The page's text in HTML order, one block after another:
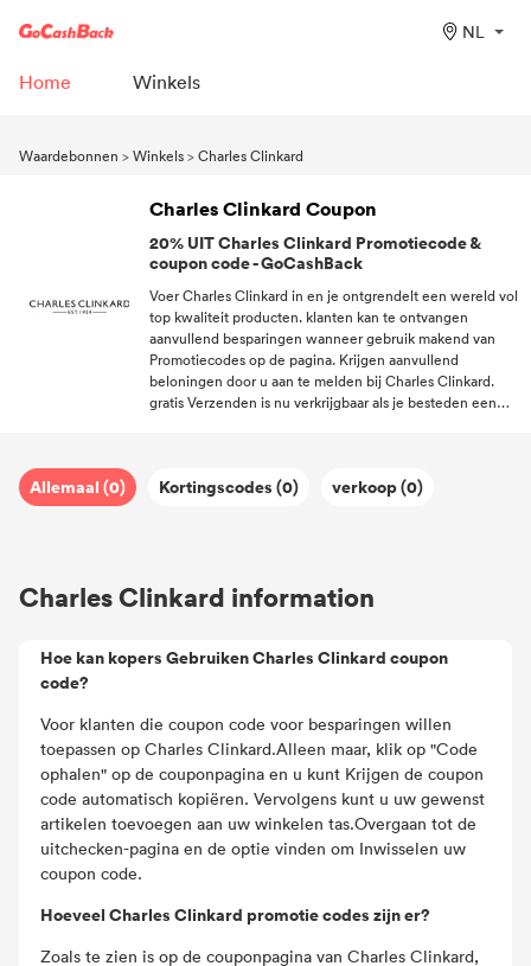
NL
Home Winkels
Waardebonnen >Winkels>Charles Clinkard
Charles Clinkard Coupon
20% UIT Charles Clinkard Promotiecode &
coupon code - GoCashBack
Voer Charles Clinkard in en je ontgrendelt een wereld vol
top kwaliteit producten. klanten kan te ontvangen
aanvullend besparingen wanneer gebruik makend van
Promotiecodes op de pagina. Krijgen aanvullend
beloningen door u aan te melden bij Charles Clinkard.
gratis Verzenden is nu verkrijgbaar als je besteden een
Allemaal (0) Kortingscodes (0) verkoop (0)
Charles Clinkard information
Hoe kan kopers Gebruiken Charles Clinkard coupon
code?
Voor klanten die coupon code voor besparingen willen
toepassen op Charles Clinkard.Alleen maar, klik op "Code
ophalen" op de couponpagina en u kunt Krijgen de coupon
code automatisch kopiëren. Vervolgens kunt u uw gewenst
artikelen toevoegen aan uw winkelen tas.Overgaan tot de
uitchecken-pagina en de optie vinden om Inwisselen uw
coupon code.
Hoeveel Charles Clinkard promotie codes zijn er?
Zoals te zien is op de couponpagina van Charles Clinkard,